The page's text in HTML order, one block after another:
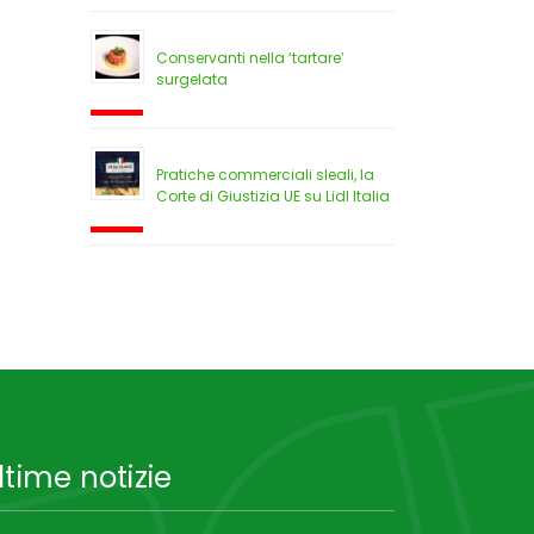
Conservanti nella ‘tartare’
surgelata
Pratiche commerciali sleali, la
Corte di Giustizia UE su Lidl Italia
notizie